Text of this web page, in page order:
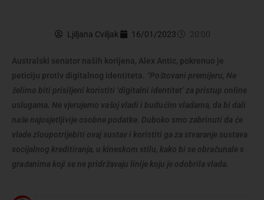
Ljiljana Cviljak 16/01/2023 20:00
Australski senator naših korijena, Alex Antic, pokrenuo je
peticiju protiv digitalnog identiteta.
“Poštovani premijeru, Ne
želimo biti prisiljeni koristiti ‘digitalni identitet’ za pristup online
uslugama. Ne vjerujemo vašoj vladi i budućim vladama, da bi dali
naše najosjetljivije osobne podatke. Duboko smo zabrinuti da će
vlade zloupotrijebiti ovaj sustav i koristiti ga za stvaranje sustava
socijalnog kreditiranja, u kineskom stilu, kako bi se obračunale s
građanima koji se ne pridržavaju linije koju je odobrila vlada.